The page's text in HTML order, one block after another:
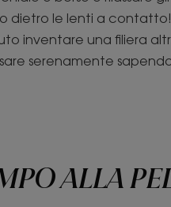
dietro le lenti a contatto!
inventare una filiera
serenamente
ALLA